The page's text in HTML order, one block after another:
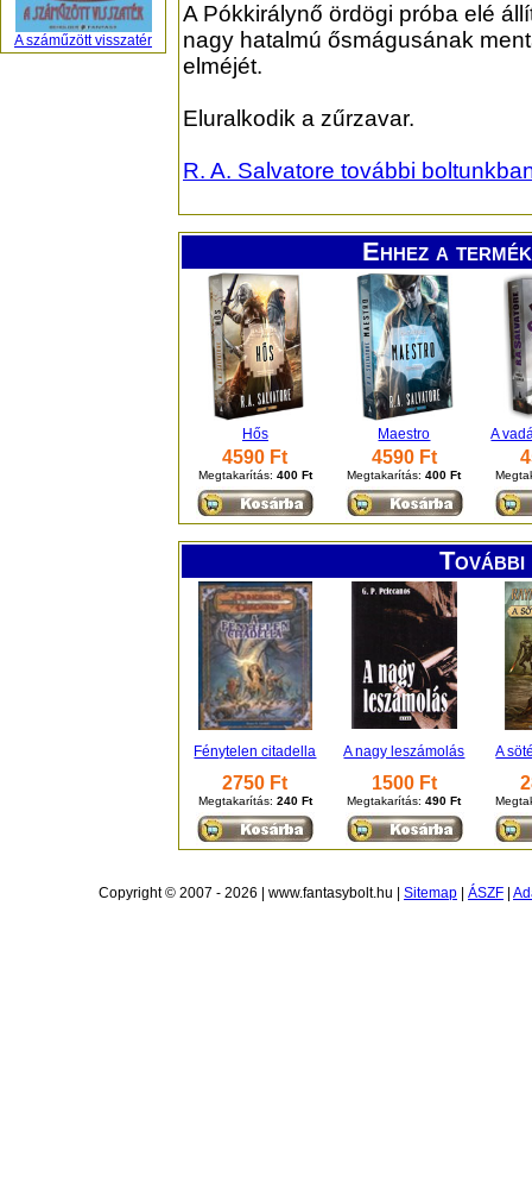
A száműzött visszatér
A Pókkirálynő ördögi próba elé
nagy hatalmú ősmágusának
elméjét.
Eluralkodik a zűrzavar.
R. A. Salvatore további
Ehhez a
Hős Maestro A
4590 Ft
Megtakarítás: 400 Ft
4590 Ft
Megtakarítás:400 Ft
Fénytelen citadella A nagy leszámolás A
2750 Ft
Megtakarítás: 240 Ft
1500 Ft
Megtakarítás:490 Ft
Copyright © 2007 - 2026 | www.fantasybolt.hu | Sitemap ÁSZF